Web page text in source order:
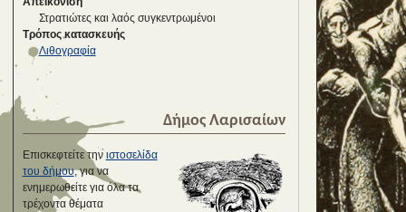
Στρατιώτες και λαός συγκεντρωμένοι
Τρόπος κατασκευής
Λιθογραφία
Δήμος Λαρισαίων
Επισκεφτείτε την ιστοσελίδα
του δήμου, για να
ενημερωθείτε για όλα τα
τρέχοντα θέματα